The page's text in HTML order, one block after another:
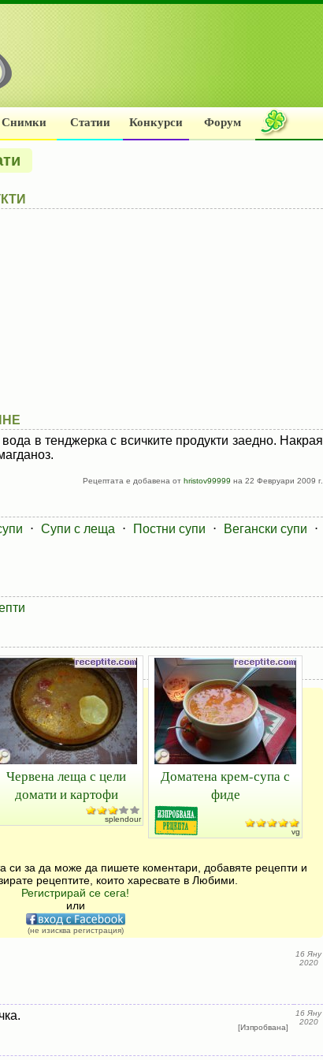
Снимки Статии Конкурси Форум
в тенджерка с всичките продукти заедно. Накрая
Рецептата е добавена от hristov99999 на 22 Февруари 2009 г.
⋅ Супи с леща ⋅ Постни супи ⋅ Вегански супи
⋅
Червена леща с цели
домати и картофи
splendour
Доматена крем-супа с
фиде
vg
си за да може да пишете коментари, добавяте рецепти и
рецептите, които харесвате в Любими.
Регистрирай се сега!
или
(не изисква регистрация)
16 Яну
2020
[Изпробвана]
16 Яну
2020